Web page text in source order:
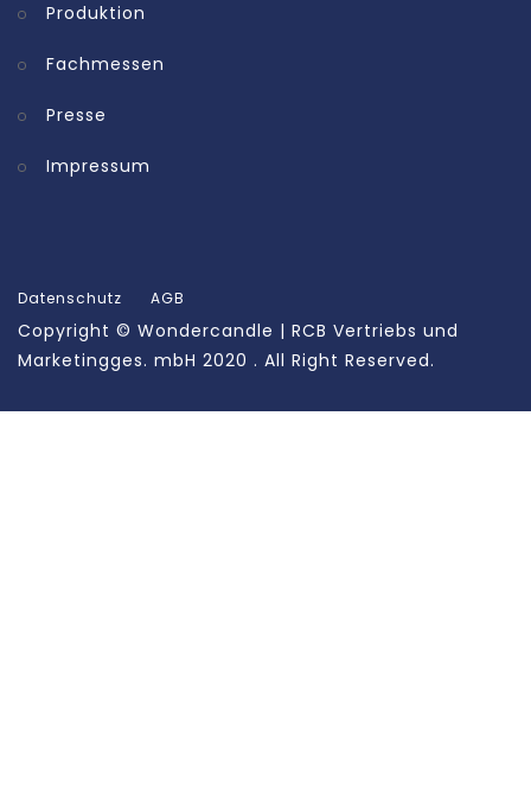
Produktion
Fachmessen
Presse
Impressum
Datenschutz AGB
Copyright © Wondercandle | RCB Vertriebs und
Marketingges. mbH 2020 . All Right Reserved.